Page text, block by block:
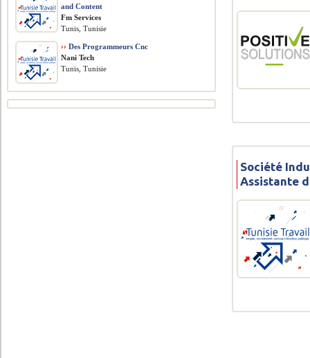
Société
Assistante
and Content
Fm Services
Tunis, Tunisie
›› Des Programmeurs Cnc
Nani Tech
Tunis, Tunisie